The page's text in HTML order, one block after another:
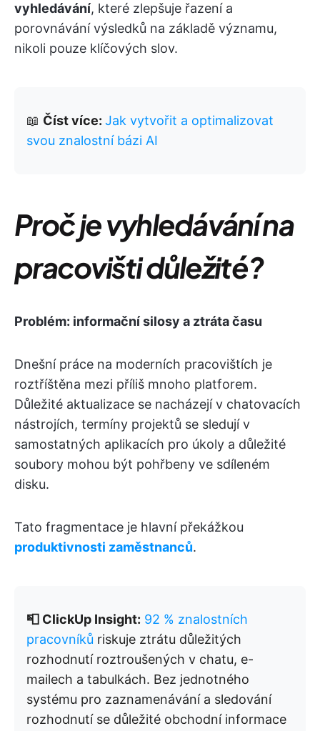
vyhledávání, které zlepšuje řazení a
porovnávání výsledků na základě významu,
nikoli pouze klíčových slov.
📖 Číst více: Jak vytvořit a optimalizovat
svou znalostní bázi AI
Proč je vyhledávání na
pracovišti důležité?
Problém: informační silosy a ztráta času
Dnešní práce na moderních pracovištích je
roztříštěna mezi příliš mnoho platforem.
Důležité aktualizace se nacházejí v chatovacích
nástrojích, termíny projektů se sledují v
samostatných aplikacích pro úkoly a důležité
soubory mohou být pohřbeny ve sdíleném
disku.
Tato fragmentace je hlavní překážkou
produktivnosti zaměstnanců.
📮 ClickUp Insight: 92 % znalostních
pracovníků riskuje ztrátu důležitých
rozhodnutí roztroušených v chatu, e-
mailech a tabulkách. Bez jednotného
systému pro zaznamenávání a sledování
rozhodnutí se důležité obchodní informace